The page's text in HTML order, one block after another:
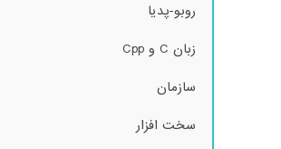
روبو-پدیا
زبان C و Cpp
سازمان
سخت افزار